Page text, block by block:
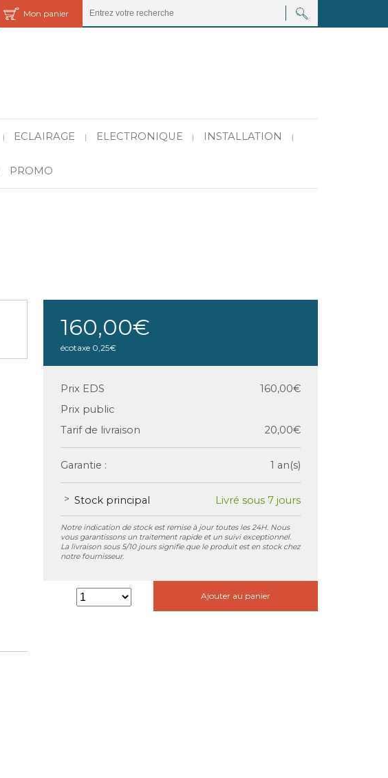
Mon panier
| ECLAIRAGE | ELECTRONIQUE | INSTALLATION |
PROMO
160,00€
écotaxe 0,25€
Prix EDS
160,00€
Prix public
Tarif de livraison
20,00€
Garantie : 1 an(s)
Stock principal Livré sous 7 jours
Notre indication de stock est remise à jour toutes les 24H. Nous
vous garantissons un traitement rapide et un suivi exceptionnel.
La livraison sous 5/10 jours signifie que le produit est en stock chez
notre fournisseur.
Ajouter au panier